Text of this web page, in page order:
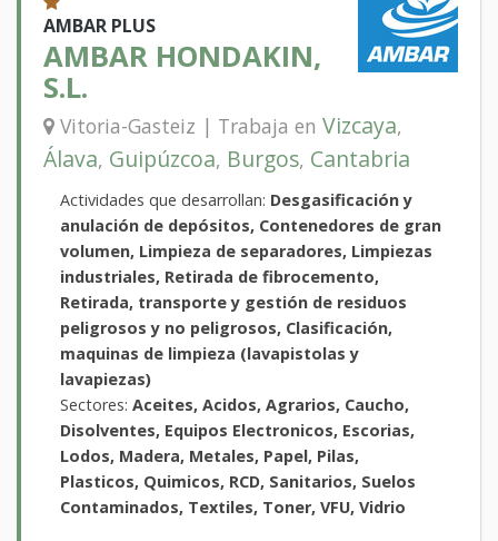
AMBAR PLUS
AMBAR HONDAKIN,
S.L.
Vitoria-Gasteiz | Trabaja en Vizcaya,
Álava, Guipúzcoa, Burgos, Cantabria
Actividades que desarrollan: Desgasificación y
anulación de depósitos, Contenedores de gran
volumen, Limpieza de separadores, Limpiezas
industriales, Retirada de fibrocemento,
Retirada, transporte y gestión de residuos
peligrosos y no peligrosos, Clasificación,
maquinas de limpieza (lavapistolas y
lavapiezas)
Sectores: Aceites, Acidos, Agrarios, Caucho,
Disolventes, Equipos Electronicos, Escorias,
Lodos, Madera, Metales, Papel, Pilas,
Plasticos, Quimicos, RCD, Sanitarios, Suelos
Contaminados, Textiles, Toner, VFU, Vidrio